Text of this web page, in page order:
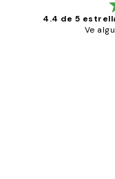
4.4 de 5
Ve